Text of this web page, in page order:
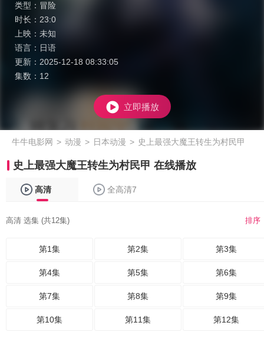
类型： 冒险
时长： 23:0
上映： 未知
语言： 日语
更新： 2025-12-18 08:33:05
集数： 12
立即播放
牛牛电影网 > 动漫 > 日本动漫 > 史上最强大魔王转生为村民甲
史上最强大魔王转生为村民甲 在线播放
高清 全高清7
高清 选集 (共12集) 排序
第1集 第2集 第3集
第4集 第5集 第6集
第7集 第8集 第9集
第10集 第11集 第12集